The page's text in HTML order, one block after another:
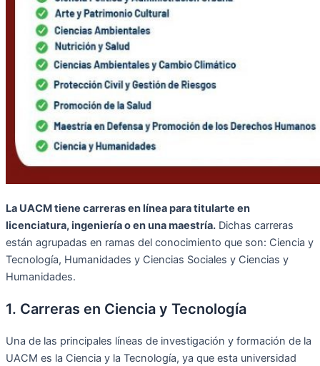
La UACM tiene carreras en línea para titularte en
licenciatura, ingeniería o en una maestría. Dichas carreras
están agrupadas en ramas del conocimiento que son: Ciencia y
Tecnología, Humanidades y Ciencias Sociales y Ciencias y
Humanidades.
1. Carreras en Ciencia y Tecnología
Una de las principales líneas de investigación y formación de la
UACM es la Ciencia y la Tecnología, ya que esta universidad